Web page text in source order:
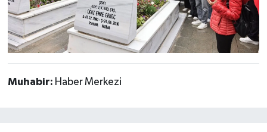
Muhabir: Haber Merkezi